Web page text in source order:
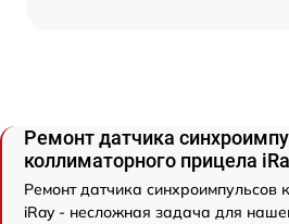
Ремонт датчика
коллиматорного прицела
Ремонт датчика синхроимпульсов
iRay - несложная задача для